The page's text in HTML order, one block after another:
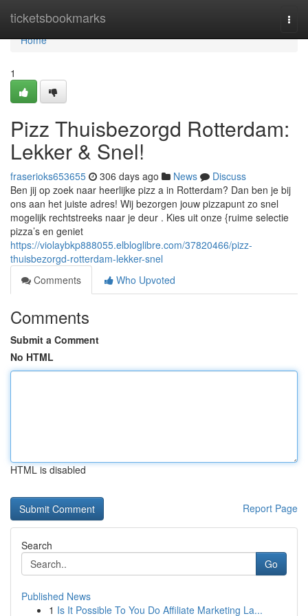
ticketsbookmarks
Home
Home
1
Pizz Thuisbezorgd Rotterdam:
Lekker & Snel!
fraserioks653655 306 days ago News
Discuss
Ben jij op zoek naar heerlijke pizz a in Rotterdam? Dan ben je bij
ons aan het juiste adres! Wij bezorgen jouw pizzapunt zo snel
mogelijk rechtstreeks naar je deur . Kies uit onze {ruime selectie
pizza’s en geniet
https://violaybkp888055.elbloglibre.com/37820466/pizz-
thuisbezorgd-rotterdam-lekker-snel
Comments
Who Upvoted
Comments
Submit a Comment
No HTML
HTML is disabled
Report Page
Search
Go
Published News
1 Is It Possible To You Do Affiliate Marketing La...